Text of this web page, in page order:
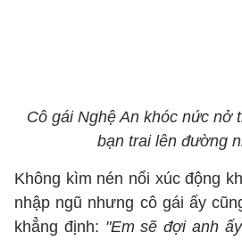
Cô gái Nghệ An khóc nức nở
bạn trai lên đường
Không kìm nén nổi xúc động
nhập ngũ nhưng cô gái ấy
khẳng định: "Em sẽ đợi anh